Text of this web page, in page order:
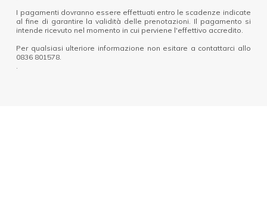
I pagamenti dovranno essere effettuati entro le scadenze indicate
al fine di garantire la validità delle prenotazioni. Il pagamento si
intende ricevuto nel momento in cui perviene l'effettivo accredito.
Per qualsiasi ulteriore informazione non esitare a contattarci allo
0836 801578.
.